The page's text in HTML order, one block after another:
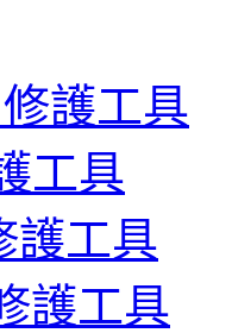
護工具
工具
護工具
護工具